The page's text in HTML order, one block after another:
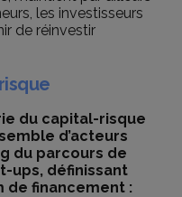
les investisseurs
de réinvestir
du capital-risque
d’acteurs
du parcours de
ups, définissant
de financement :